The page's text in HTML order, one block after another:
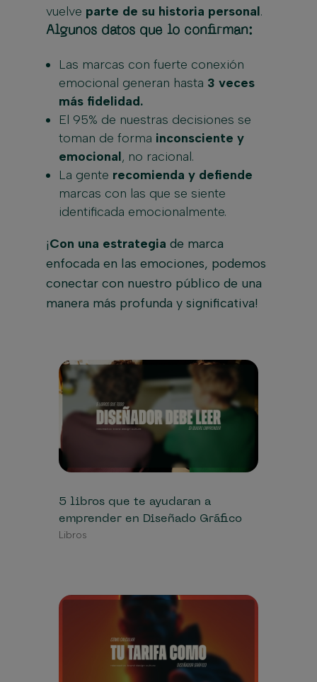
vuelve parte de su historia personal.
Algunos datos que lo confirman:
Las marcas con fuerte conexión
emocional generan hasta 3 veces
más fidelidad.
El 95% de nuestras decisiones se
toman de forma inconsciente y
emocional, no racional.
La gente recomienda y defiende
marcas con las que se siente
identificada emocionalmente.
¡Con una estrategia de marca
enfocada en las emociones, podemos
conectar con nuestro público de una
manera más profunda y significativa!
5 libros que te ayudaran a
emprender en Diseñado Gráfico
Libros